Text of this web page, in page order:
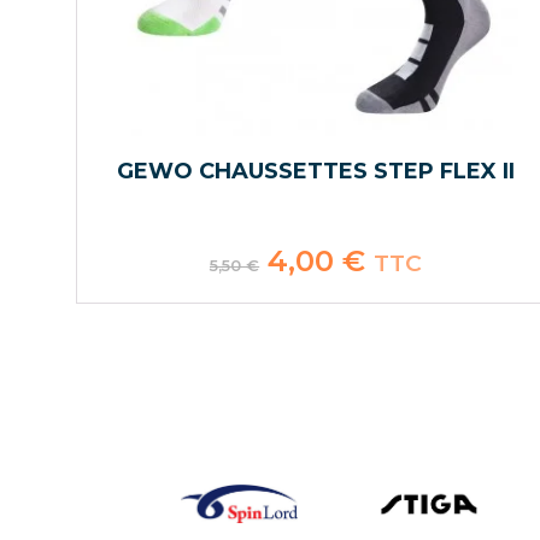
GEWO CHAUSSETTES STEP FLEX II
5,50€ Le
prix
était :
4,00€Le
prix
est :
TTC